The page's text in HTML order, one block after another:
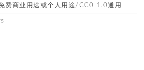
费商业用途或个人用途/CC0 1.0通用